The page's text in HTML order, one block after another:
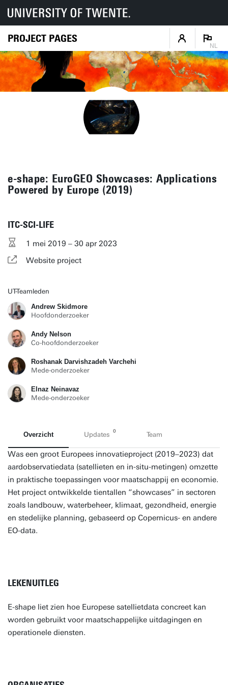
PROJECT PAGES
NL
e-shape: EuroGEO Showcases: Applications
Powered by Europe (2019)
ITC-SCI-LIFE
1 mei 2019 – 30 apr 2023
Website project
UT-Teamleden
Andrew Skidmore
Hoofdonderzoeker
Andy Nelson
Co-hoofdonderzoeker
Roshanak Darvishzadeh Varchehi
Mede-onderzoeker
Elnaz Neinavaz
Mede-onderzoeker
Overzicht Updates 0 Team
Was een groot Europees innovatieproject (2019–2023) dat
aardobservatiedata (satellieten en in-situ-metingen) omzette
in praktische toepassingen voor maatschappij en economie.
Het project ontwikkelde tientallen “showcases” in sectoren
zoals landbouw, waterbeheer, klimaat, gezondheid, energie
en stedelijke planning, gebaseerd op Copernicus- en andere
EO-data.
LEKENUITLEG
E-shape liet zien hoe Europese satellietdata concreet kan
worden gebruikt voor maatschappelijke uitdagingen en
operationele diensten.